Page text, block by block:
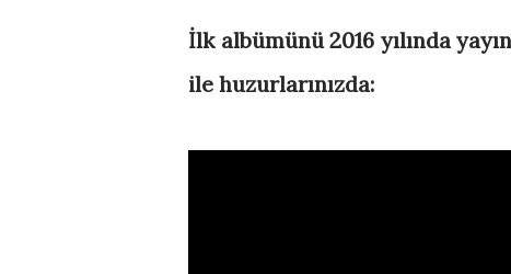
İlk albümünü 2016 yılında
ile huzurlarınızda: